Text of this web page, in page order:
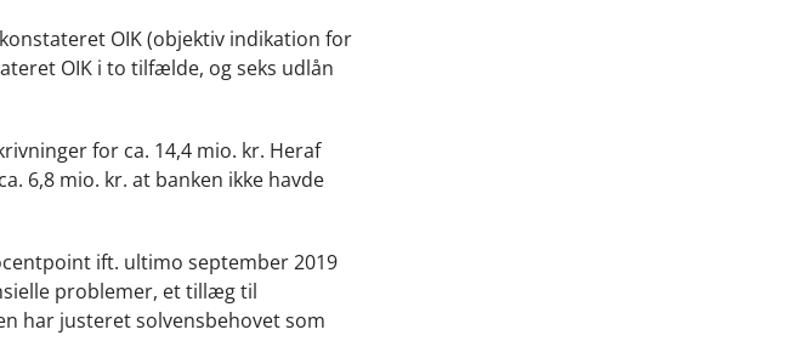
OIK (objektiv indikation for
OIK i to tilfælde, og seks udlån
for ca. 14,4 mio. kr. Heraf
6,8 mio. kr. at banken ikke havde
ift. ultimo september 2019
problemer, et tillæg til
har justeret solvensbehovet som